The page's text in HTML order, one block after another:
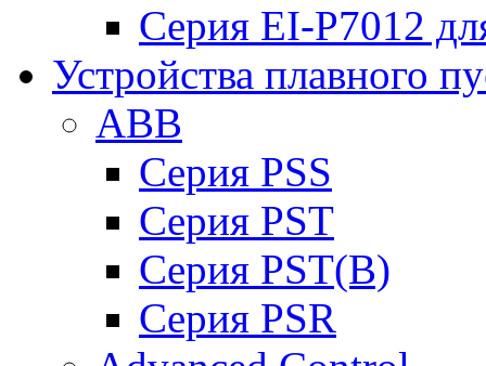
Серия EI-P7012
Устройства плавного
ABB
Cерия PSS
Cерия PST
Cерия PST(B)
Серия PSR